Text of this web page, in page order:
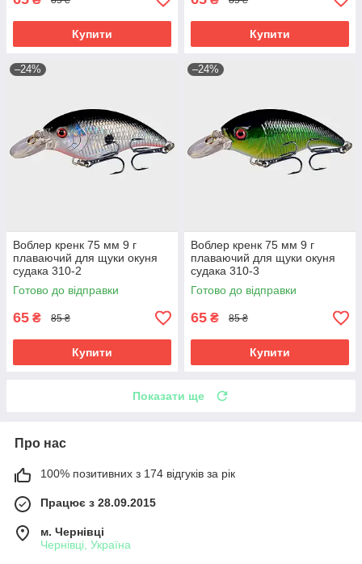
Купити Купити
–24%
Воблер кренк 75 мм 9 г
плаваючий для щуки окуня
судака 310-2
Готово до відправки
65 ₴ 85 ₴
Купити
–24%
Воблер кренк 75 мм 9 г
плаваючий для щуки окуня
судака 310-3
Готово до відправки
65 ₴ 85 ₴
Купити
Показати ще
Про нас
100% позитивних з 174 відгуків за рік
Працює з 28.09.2015
м. Чернівці
Чернівці, Україна